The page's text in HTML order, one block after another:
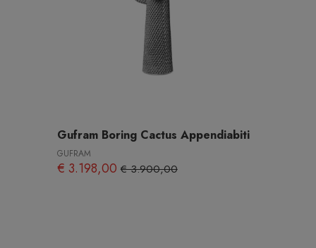
Gufram Boring Cactus Appendiabiti
GUFRAM
€ 3.198,00€ 3.900,00